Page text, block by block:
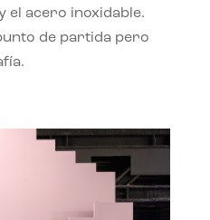
el acero inoxidable.
de partida pero